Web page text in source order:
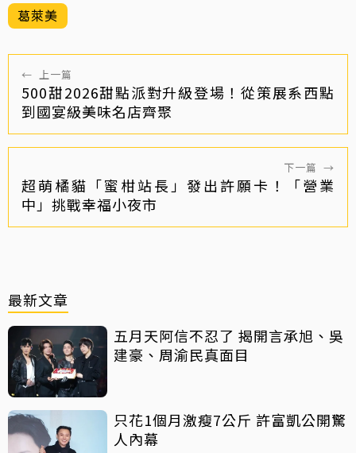
葛萊美
← 上一篇
500甜2026甜點派對升級登場！從策展系西點
到國宴級美味名店齊聚
下一篇 →
超萌橘貓「蜜柑站長」發出許願卡！「營業
中」挑戰幸福小夜市
最新文章
五月天阿信不忍了 揭開言承旭、吳
建豪、周渝民真面目
只花1個月激瘦7公斤 許富凱公開驚
人內幕